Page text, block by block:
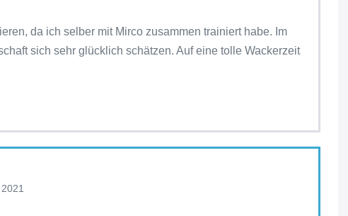
da ich selber mit Mirco zusammen trainiert habe. Im
sich sehr glücklich schätzen. Auf eine tolle Wackerzeit